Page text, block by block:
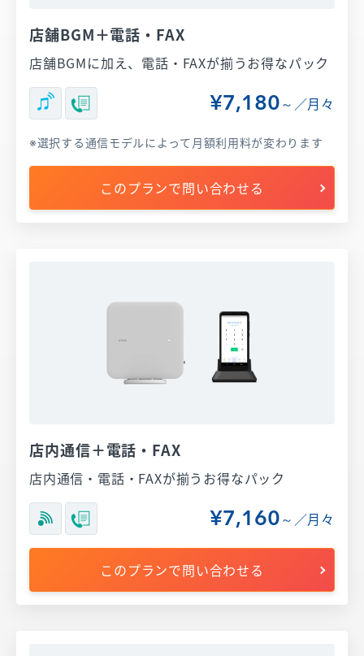
店舗BGM＋電話・FAX
店舗BGMに加え、電話・FAXが揃うお得なパック
¥7,180～／月々
選択する通信モデルによって月額利用料が変わります
このプランで問い合わせる
店内通信＋電話・FAX
店内通信・電話・FAXが揃うお得なパック
¥7,160～／月々
このプランで問い合わせる